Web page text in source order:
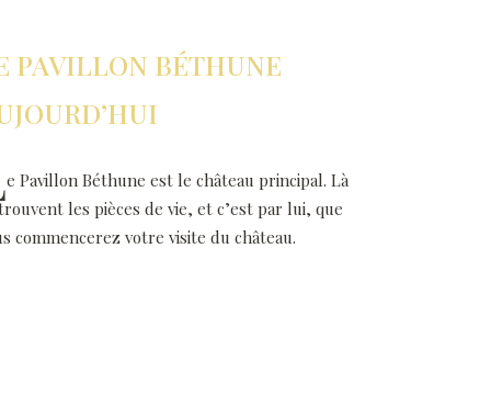
PAVILLON BÉTHUNE
e Pavillon Béthune est le château principal. Là
les pièces de vie, et c’est par lui, que
commencerez votre visite du château.